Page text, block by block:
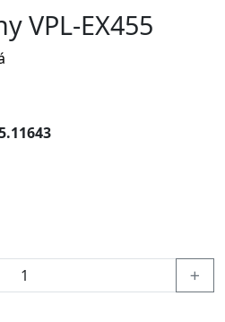
VPL-EX455